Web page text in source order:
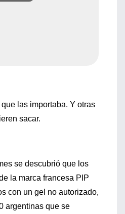
las importaba. Y otras
sacar.
se descubrió que los
la marca francesa PIP
con un gel no autorizado,
argentinas que se